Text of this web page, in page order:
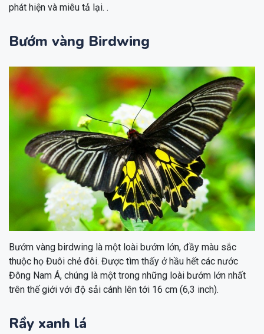
phát hiện và miêu tả lại. .
Bướm vàng Birdwing
Bướm vàng birdwing là một loài bướm lớn, đầy màu sắc
thuộc họ Đuôi chẻ đôi. Được tìm thấy ở hầu hết các nước
Đông Nam Á, chúng là một trong những loài bướm lớn nhất
trên thế giới với độ sải cánh lên tới 16 cm (6,3 inch).
Rầy xanh lá